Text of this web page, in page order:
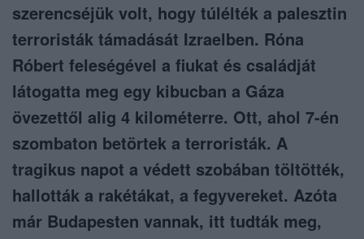
szerencséjük volt, hogy túlélték a palesztin
terroristák támadását Izraelben. Róna
Róbert feleségével a fiukat és családját
látogatta meg egy kibucban a Gáza
övezettől alig 4 kilométerre. Ott, ahol 7-én
szombaton betörtek a terroristák. A
tragikus napot a védett szobában töltötték,
hallották a rakétákat, a fegyvereket. Azóta
már Budapesten vannak, itt tudták meg,